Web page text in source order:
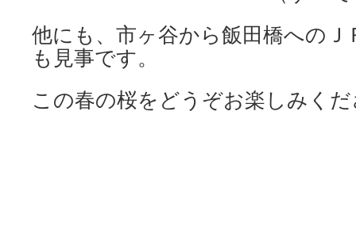
他にも、市ヶ谷から飯田橋への
も見事です。
この春の桜をどうぞお楽しみく